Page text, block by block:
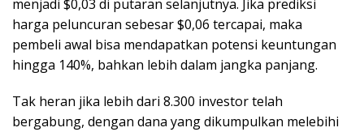
menjadi $0,03 di putaran selanjutnya. Jika prediksi
harga peluncuran sebesar $0,06 tercapai, maka
pembeli awal bisa mendapatkan potensi keuntungan
hingga 140%, bahkan lebih dalam jangka panjang.
Tak heran jika lebih dari 8.300 investor telah
bergabung, dengan dana yang dikumpulkan melebihi